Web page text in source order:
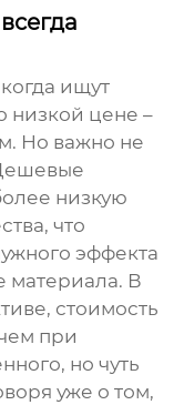
ищут
низкой цене –
Но важно не
низкую
что
эффекта
материала. В
стоимость
при
но чуть
уже о том,